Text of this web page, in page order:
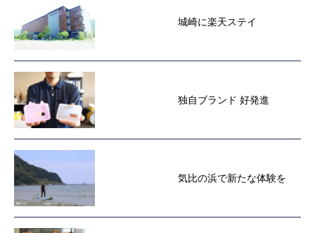
城崎に楽天ステイ
独自ブランド 好発進
気比の浜で新たな体験を